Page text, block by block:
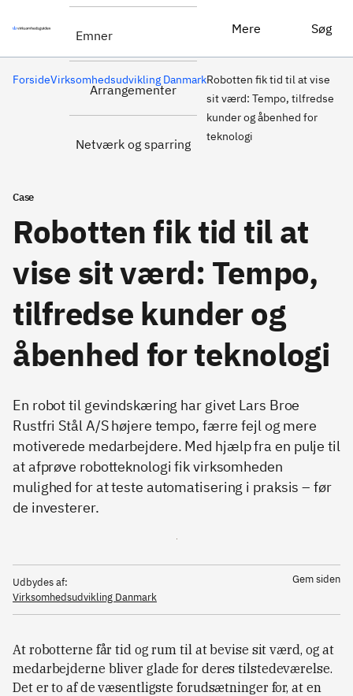
Emner
Arrangementer
Netværk og sparring
Mere Søg
ForsideVirksomhedsudvikling DanmarkRobotten fik tid til at vise
sit værd: Tempo, tilfredse
kunder og åbenhed for
teknologi
Case
Robotten fik tid til at
vise sit værd: Tempo,
tilfredse kunder og
åbenhed for teknologi
En robot til gevindskæring har givet Lars Broe
Rustfri Stål A/S højere tempo, færre fejl og mere
motiverede medarbejdere. Med hjælp fra en pulje til
at afprøve robotteknologi fik virksomheden
mulighed for at teste automatisering i praksis – før
de investerer.
Udbydes af:
Virksomhedsudvikling Danmark
Gem siden
At robotterne får tid og rum til at bevise sit værd, og at
medarbejderne bliver glade for deres tilstedeværelse.
Det er to af de væsentligste forudsætninger for, at en